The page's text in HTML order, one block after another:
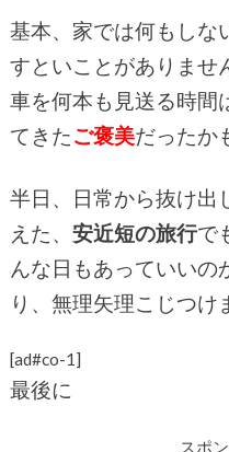
基本、家では何もしな
すといことがありませ
車を何本も見送る時間
てきたご褒美だったか
半日、日常から抜け出
えた、 安近短の旅行で
んな日もあっていいの
り、無理矢理こじつけ
[ad#co-1]
最後に
スポ